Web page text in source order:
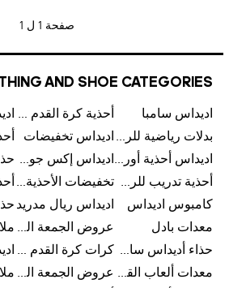
صفحة 1 ل 1
AND SHOE CATEGORIES
اديداس سامبا أحذية كرة القدم للرجال
بدلات رياضية للرجال اديداس تخفيضات
اديداس أحذية أورجينالز
اديداس إكس جود بيلينغهام
أحذية تدريب للرجال
تخفيضات الأحذية للرجال
كامبوس اديداس
اديداس ريال مدريد
معدات بادل
عروض الجمعة البيضاء للرجال
حذاء أديداس سامبا للأطفال
كرات كرة القدم للرجال
معدات ألعاب القوى
عروض الجمعة البيضاء للسيدات